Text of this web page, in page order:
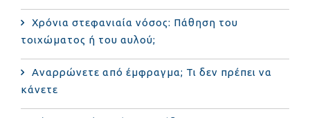
Χρόνια στεφανιαία νόσος: Πάθηση του
τοιχώματος ή του αυλού;
Αναρρώνετε από έμφραγμα; Τι δεν πρέπει να
κάνετε